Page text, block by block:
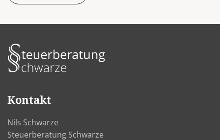
Kontakt
Nils Schwarze
Steuerberatung Schwarze